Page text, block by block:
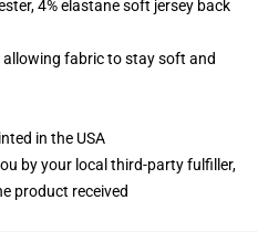
4% elastane soft jersey back
fabric to stay soft and
in the USA
by your local third-party fulfiller,
product received